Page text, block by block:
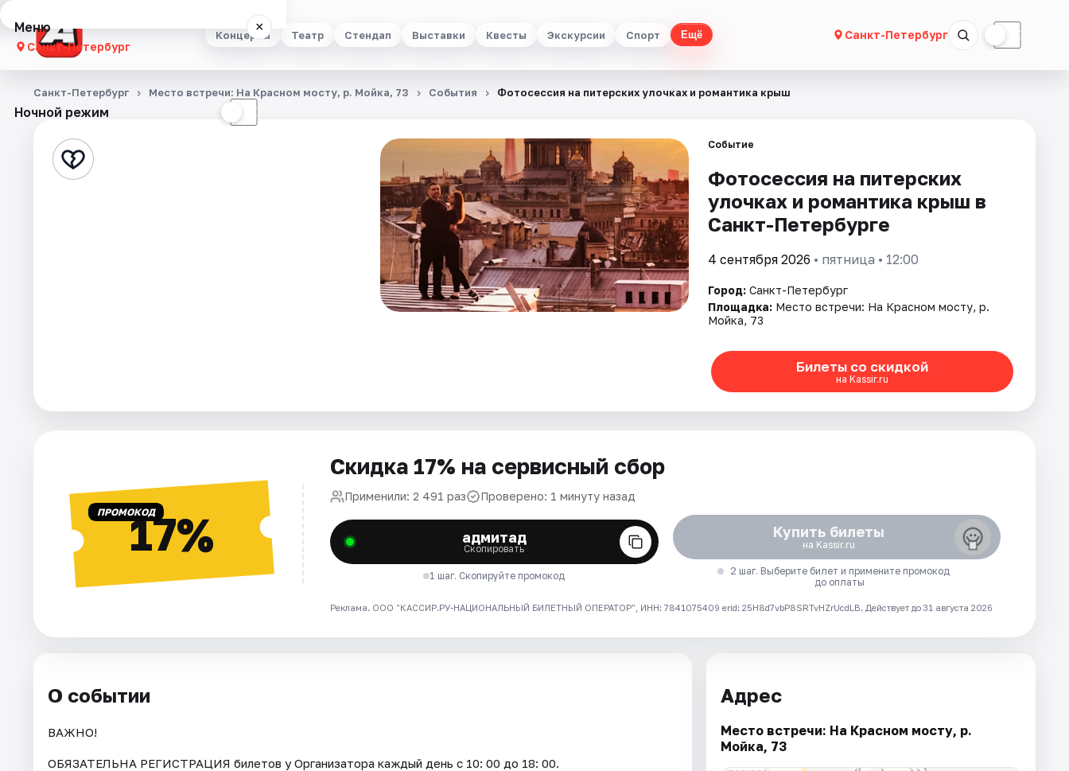
Концерты Театр Стендап Выставки Квесты Экскурсии Спорт Ещё Санкт-Петербург ☾
Меню ×
Санкт-Петербург
Концерты
Стендап
Рейтинги
Ночной режим ☾
Санкт-Петербург Место встречи: На Красном мосту, р. Мойка, 73 События Фотосессия на питерских улочках и романтика крыш
Событие
Фотосессия на питерских
улочках и романтика крыш в
Санкт-Петербурге
4 сентября 2026 • пятница • 12:00
Город: Санкт-Петербург
Площадка: Место встречи: На Красном мосту, р.
Мойка, 73
Билеты со скидкой
на Kassir.ru
ПРОМОКОД17%
Скидка 17% на сервисный сбор
Применили: 2 491 раз Проверено: 1 минуту назад
адмитад
Скопировать
1 шаг. Скопируйте промокод
Купить билеты
на Kassir.ru
2 шаг. Выберите билет и примените промокод
до оплаты
Реклама. ООО "КАССИР.РУ-НАЦИОНАЛЬНЫЙ БИЛЕТНЫЙ ОПЕРАТОР", ИНН: 7841075409 erid: 25H8d7vbP8SRTvHZrUcdLB. Действует до 31 августа 2026
О событии
ВАЖНО!
ОБЯЗАТЕЛЬНА РЕГИСТРАЦИЯ билетов у Организатора каждый день c 10: 00 до 18: 00.
Адрес
Место встречи: На Красном мосту, р.
Мойка, 73